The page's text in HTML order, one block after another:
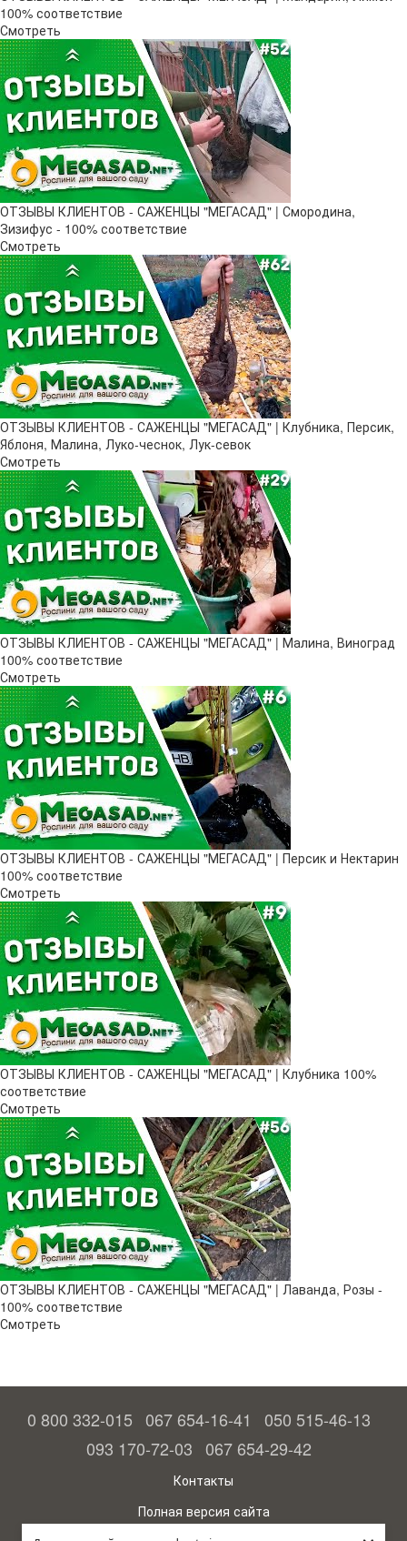
100% соответствие
Смотреть
ОТЗЫВЫ КЛИЕНТОВ - САЖЕНЦЫ "МЕГАСАД" | Смородина,
Зизифус - 100% соответствие
Смотреть
ОТЗЫВЫ КЛИЕНТОВ - САЖЕНЦЫ "МЕГАСАД" | Клубника, Персик,
Яблоня, Малина, Луко-чеснок, Лук-севок
Смотреть
ОТЗЫВЫ КЛИЕНТОВ - САЖЕНЦЫ "МЕГАСАД" | Малина, Виноград
100% соответствие
Смотреть
ОТЗЫВЫ КЛИЕНТОВ - САЖЕНЦЫ "МЕГАСАД" | Персик и Нектарин
100% соответствие
Смотреть
ОТЗЫВЫ КЛИЕНТОВ - САЖЕНЦЫ "МЕГАСАД" | Клубника 100%
соответствие
Смотреть
ОТЗЫВЫ КЛИЕНТОВ - САЖЕНЦЫ "МЕГАСАД" | Лаванда, Розы -
100% соответствие
Смотреть
0 800 332-015 067 654-16-41
050 515-46-13
093 170-72-03 067 654-29-42
Контакты
Полная версия сайта